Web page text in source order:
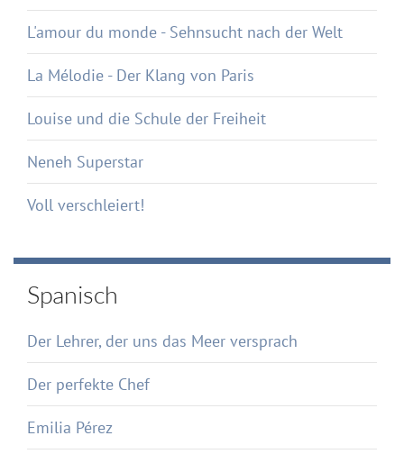
L'amour du monde - Sehnsucht nach der Welt
La Mélodie - Der Klang von Paris
Louise und die Schule der Freiheit
Neneh Superstar
Voll verschleiert!
Spanisch
Der Lehrer, der uns das Meer versprach
Der perfekte Chef
Emilia Pérez